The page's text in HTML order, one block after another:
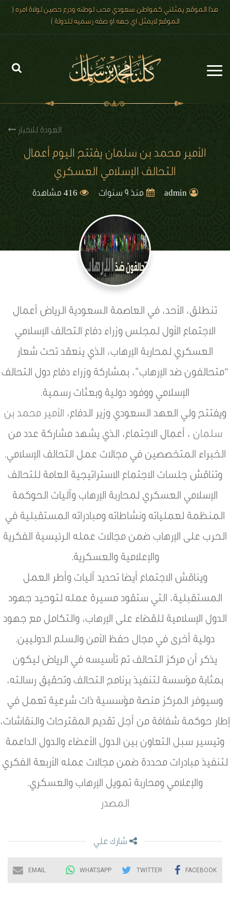
هذا الموقع يمثلني كمواطن سعودي محب لوطنه ودرع حصين لولاة امره (
الموقع لايمثل اي جهه او صفه رسميه للدولة )
العودة للاخبار
الأمير محمد بن سلمان يفتتح اليوم أعمال
التحالف الإسلامي العسكري
admin منذ 9 سنوات 416 مشاهدة
تنطلق، الأحد، في العاصمة السعودية الرياض أعمال
الاجتماع الأول لمجلس وزراء دفاع التحالف الإسلامي
العسكري لمحاربة الإرهاب، الذي ينعقد تحت شعار
“متحالفون ضد الإرهاب”، بمشاركة وزراء دفاع دول التحالف
الإسلامي ووفود دولية وبعثات رسمية.
ويفتتح ولي العهد السعودي وزير الدفاع، الأمير محمد بن
سلمان ، أعمال الاجتماع، الذي يشهد مشاركة عدد من
الخبراء المتخصصين في مجالات عمل التحالف الإسلامي.
وتناقش جلسات الاجتماع الاستراتيجية العامة للتحالف
الإسلامي العسكري لمحاربة الإرهاب وآليات الحوكمة
المنظمة لعملياته ونشاطاته ومبادراته المستقبلية في
الحرب على الإرهاب ضمن مجالات عمله الرئيسية الفكرية
والإعلامية والعسكرية.
ويناقش الاجتماع أيضا تحديد آليات وأطر العمل
المستقبلية، التي ستقود مسيرة عمله لتوحيد جهود
الدول الإسلامية للقضاء على الإرهاب، والتكامل مع جهود
دولية أخرى في مجال حفظ الأمن والسلم الدوليين.
يذكر أن مركز التحالف تم تأسيسه في الرياض ليكون
بمثابة مؤسسة لتنفيذ برنامج التحالف وتحقيق رسالته،
وسيوفر المركز منصة مؤسسية ذات شرعية تعمل في
إطار حوكمة شفافة من أجل تقديم المقترحات والنقاشات،
وتيسير سبل التعاون بين الدول الأعضاء والدول الداعمة
لتنفيذ مبادرات محددة ضمن مجالات عمله الأربعة الفكري
والإعلامي ومحاربة تمويل الإرهاب والعسكري.
المصدر
شارك علي
FACEBOOK
TWITTER
WHATSAPP
EMAIL